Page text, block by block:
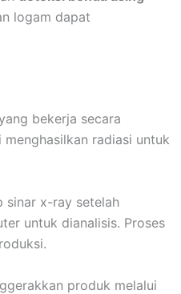
logam dapat
bekerja secara
radiasi untuk
sinar x-ray setelah
untuk dianalisis. Proses
produk melalui